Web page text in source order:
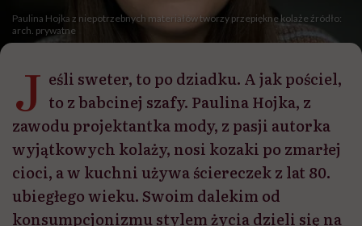
Paulina Hojka z niepotrzebnych materiałów tworzy przepiękne kolaże źródło:
arch. prywatne
J eśli sweter, to po dziadku. A jak pościel,
to z babcinej szafy. Paulina Hojka, z
zawodu projektantka mody, z pasji autorka
wyjątkowych kolaży, nosi kozaki po zmarłej
cioci, a w kuchni używa ściereczek z lat 80.
ubiegłego wieku. Swoim dalekim od
konsumpcjonizmu stylem życia dzieli się na